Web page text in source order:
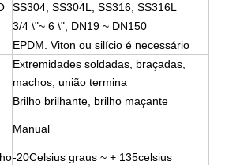
SS304, SS304L, SS316, SS316L
3/4 \"~ 6 \", DN19 ~ DN150
EPDM. Viton ou silício é necessário
Extremidades soldadas, braçadas,
machos, união termina
Brilho brilhante, brilho maçante
Manual
-20Celsius graus ~ + 135celsius